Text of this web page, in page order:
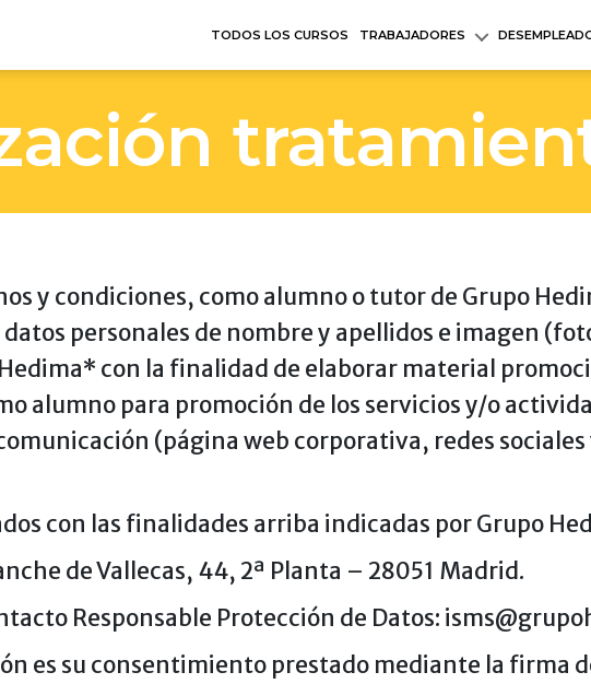
TODOS LOS CURSOS TRABAJADORES
y condiciones, como alumno o tutor de Grupo
datos personales de nombre y apellidos e imagen
con la finalidad de elaborar material
alumno para promoción de los servicios y/o
(página web corporativa, redes
con las finalidades arriba indicadas por Grupo
de Vallecas, 44, 2ª Planta – 28051 Madrid.
Responsable Protección de Datos:
es su consentimiento prestado mediante la firma